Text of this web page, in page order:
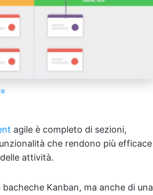
agile è completo di sezioni,
che rendono più efficace
attività.
Kanban, ma anche di una